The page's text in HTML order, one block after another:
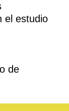
el estudio
de